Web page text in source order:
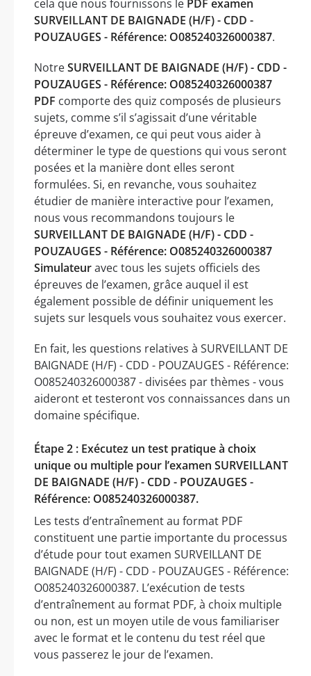
cela que nous fournissons le PDF examen
SURVEILLANT DE BAIGNADE (H/F) - CDD -
POUZAUGES - Référence: O085240326000387.
NotreSURVEILLANT DE BAIGNADE (H/F) - CDD -
POUZAUGES - Référence: O085240326000387
PDF comporte des quiz composés de plusieurs
sujets, comme s’il s’agissait d’une véritable
épreuve d’examen, ce qui peut vous aider à
déterminer le type de questions qui vous seront
posées et la manière dont elles seront
formulées. Si, en revanche, vous souhaitez
étudier de manière interactive pour l’examen,
nous vous recommandons toujours le
SURVEILLANT DE BAIGNADE (H/F) - CDD -
POUZAUGES - Référence: O085240326000387
Simulateuravec tous les sujets officiels des
épreuves de l’examen, grâce auquel il est
également possible de définir uniquement les
sujets sur lesquels vous souhaitez vous exercer.
En fait, les questions relatives à SURVEILLANT DE
BAIGNADE (H/F) - CDD - POUZAUGES - Référence:
O085240326000387 - divisées par thèmes - vous
aideront et testeront vos connaissances dans un
domaine spécifique.
Étape 2 : Exécutez un test pratique à choix
unique ou multiple pour l’examen SURVEILLANT
DE BAIGNADE (H/F) - CDD - POUZAUGES -
Référence: O085240326000387.
Les tests d’entraînement au format PDF
constituent une partie importante du processus
d’étude pour tout examen SURVEILLANT DE
BAIGNADE (H/F) - CDD - POUZAUGES - Référence:
O085240326000387. L’exécution de tests
d’entraînement au format PDF, à choix multiple
ou non, est un moyen utile de vous familiariser
avec le format et le contenu du test réel que
vous passerez le jour de l’examen.